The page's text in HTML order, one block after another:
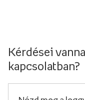
Kérdései
kapcsolatban?